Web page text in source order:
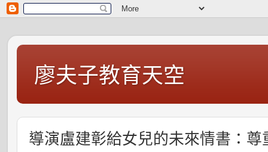
廖夫子教育天空
導演盧建彰給女兒的未來情書：